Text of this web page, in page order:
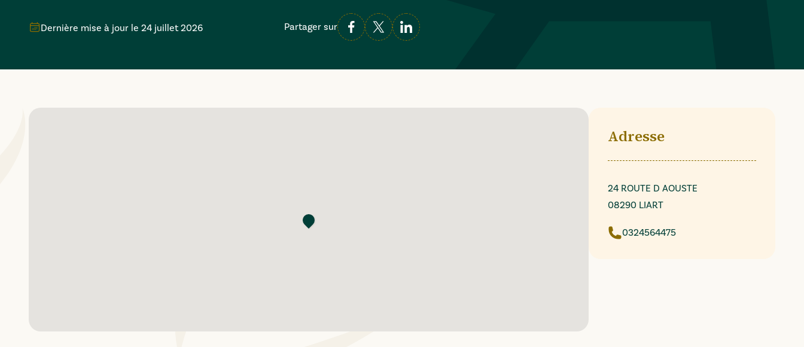
Dernière mise à jour le 24 juillet 2026 Partager sur
Adresse
24 ROUTE D AOUSTE
08290 LIART
0324564475